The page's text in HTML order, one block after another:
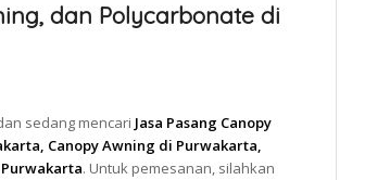
dan Polycarbonate di
sedang mencari Jasa Pasang Canopy
Canopy Awning di Purwakarta,
. Untuk pemesanan, silahkan